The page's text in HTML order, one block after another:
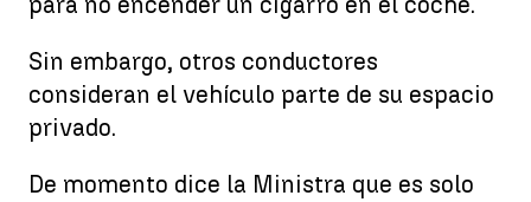
Sin embargo, otros conductores
consideran el vehículo parte de su espacio
privado.
De momento dice la Ministra que es solo